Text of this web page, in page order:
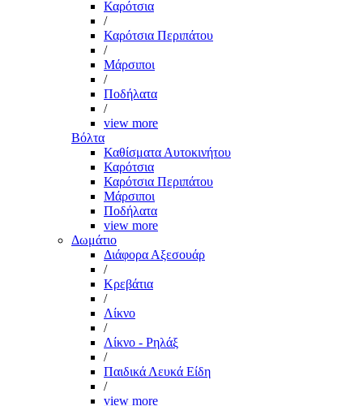
Καρότσια
/
Καρότσια Περιπάτου
/
Μάρσιποι
/
Ποδήλατα
/
view more
Βόλτα
Καθίσματα Αυτοκινήτου
Καρότσια
Καρότσια Περιπάτου
Μάρσιποι
Ποδήλατα
view more
Δωμάτιο
Διάφορα Αξεσουάρ
/
Κρεβάτια
/
Λίκνο
/
Λίκνο - Ρηλάξ
/
Παιδικά Λευκά Είδη
/
view more